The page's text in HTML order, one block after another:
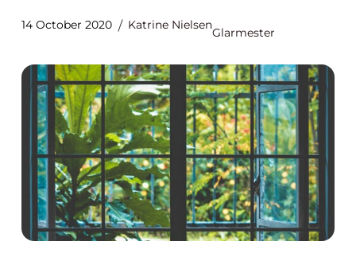
14 October 2020 Katrine Nielsen
Glarmester